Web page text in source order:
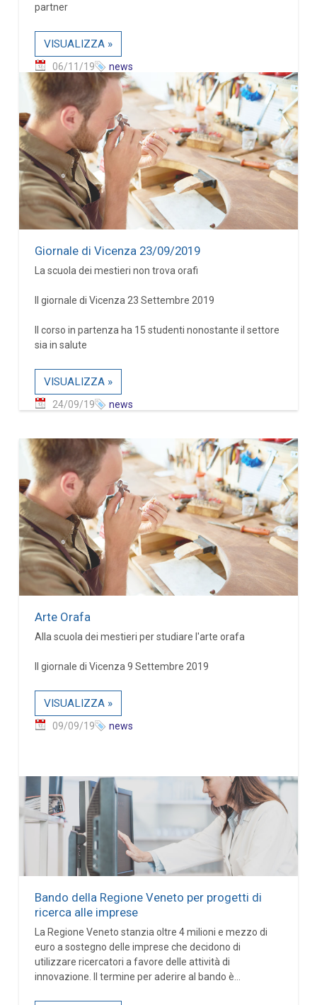
partner
VISUALIZZA »
06/11/19 news
Giornale di Vicenza 23/09/2019
La scuola dei mestieri non trova orafi
Il giornale di Vicenza 23 Settembre 2019
Il corso in partenza ha 15 studenti nonostante il settore
sia in salute
VISUALIZZA »
24/09/19 news
Arte Orafa
Alla scuola dei mestieri per studiare l'arte orafa
Il giornale di Vicenza 9 Settembre 2019
VISUALIZZA »
09/09/19 news
Bando della Regione Veneto per progetti di
ricerca alle imprese
La Regione Veneto stanzia oltre 4 milioni e mezzo di
euro a sostegno delle imprese che decidono di
utilizzare ricercatori a favore delle attività di
innovazione. Il termine per aderire al bando è...